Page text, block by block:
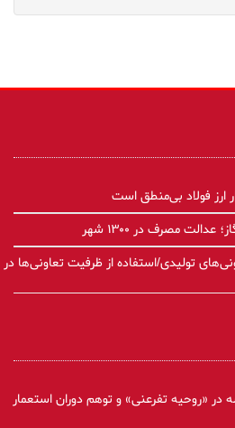
ارز فولاد بی‌منطق است
مصرف در ۱۳۰۰ شهر
تولیدی/استفاده از ظرفیت تعاونی‌ها در
در «روحیه تفرعنی» و توهم دوران استعمار